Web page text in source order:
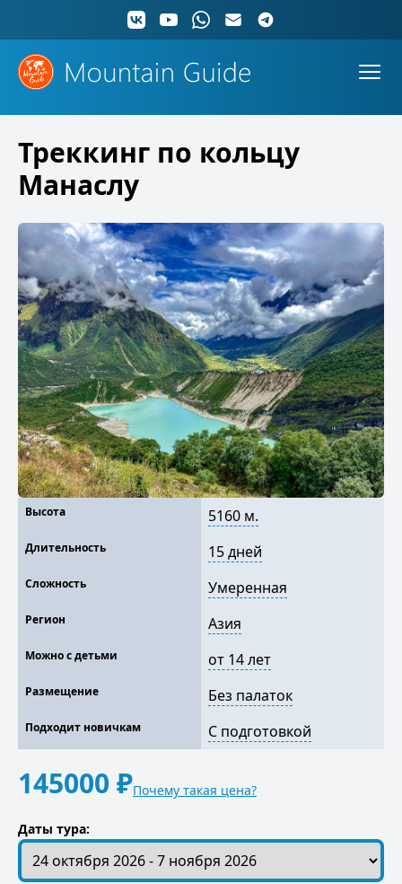
Треккинг по кольцу
Манаслу
Высота 5160 м.
Длительность 15 дней
Сложность Умеренная
Регион Азия
Можно с детьми от 14 лет
Размещение Без палаток
Подходит новичкам С подготовкой
145000 ₽Почему такая цена?
Даты тура: